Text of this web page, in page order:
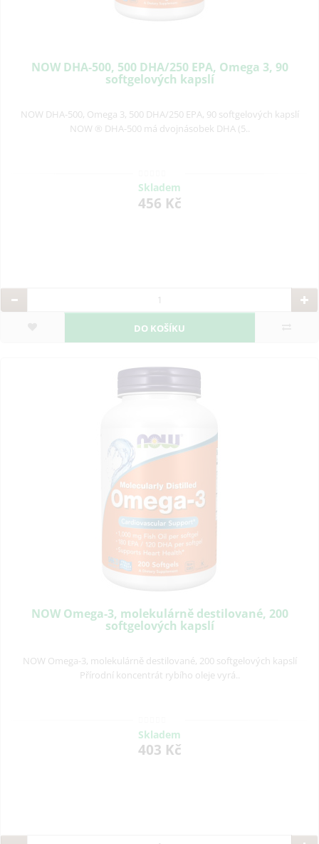
NOW DHA-500, 500 DHA/250 EPA, Omega 3, 90
softgelových kapslí
NOW DHA-500, Omega 3, 500 DHA/250 EPA, 90 softgelových kapslí
NOW ® DHA-500 má dvojnásobek DHA (5..
Skladem
456 Kč
DO KOŠÍKU
NOW Omega-3, molekulárně destilované, 200
softgelových kapslí
NOW Omega-3, molekulárně destilované, 200 softgelových kapslí
Přírodní koncentrát rybího oleje vyrá..
Skladem
403 Kč